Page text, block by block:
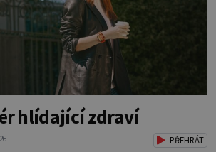
hlídající zdraví
PŘEHRÁT